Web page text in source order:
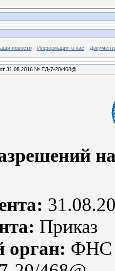
новости Информация о нас
31.08.2016 № ЕД-7-20/468@
Приказ
ФНС